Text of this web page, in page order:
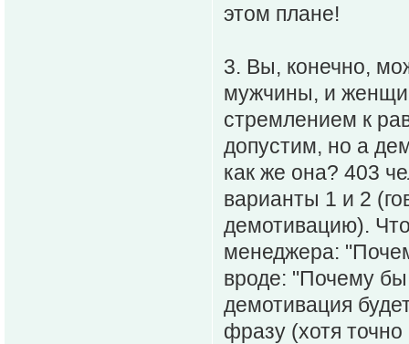
этом плане!
3. Вы, конечно,
мужчины, и
стремлением к
допустим, но а
как же она? 403
варианты 1 и 2
демотивацию).
менеджера:
вроде: "Почему бы
демотивация
фразу (хотя